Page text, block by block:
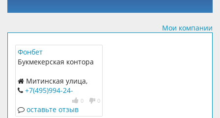
Мои компании
Фонбет
Букмекерская контора
Митинская улица,
дом 36, корпус 2
+7(495)994-24-
8(800)100-72-34 0 0
оставьте отзыв